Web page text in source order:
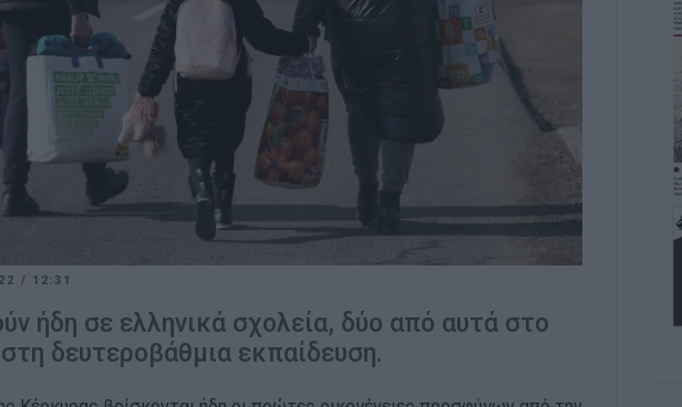
/ 12:31
ήδη σε ελληνικά σχολεία, δύο από αυτά στο
δευτεροβάθμια εκπαίδευση.